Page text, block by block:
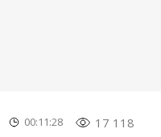
00:11:28
17 118